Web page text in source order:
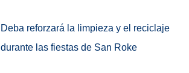
Deba reforzará la limpieza y el reciclaje
durante las fiestas de San Roke